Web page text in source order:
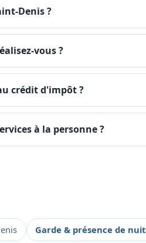
Denis ?
vous ?
crédit d'impôt ?
à la personne ?
Garde & présence de nuit